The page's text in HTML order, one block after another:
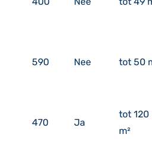
590 Nee tot 50
470 Ja
tot 120
m²